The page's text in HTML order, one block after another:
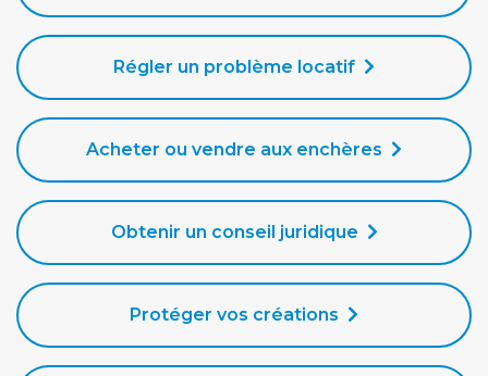
Régler un problème locatif
Acheter ou vendre aux enchères
Obtenir un conseil juridique
Protéger vos créations